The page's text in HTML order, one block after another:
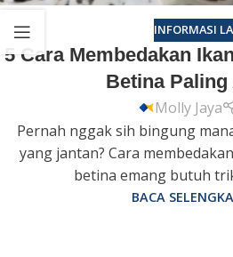
INFORMASI
5 Cara Membedakan
Betina
Molly Jaya
Pernah nggak sih bingung
yang jantan? Cara
betina emang butuh
BACA